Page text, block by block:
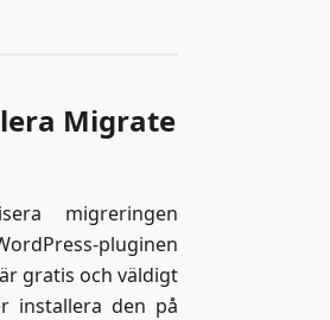
Migrate
migreringen
pluginen
gratis och väldigt
installera den på